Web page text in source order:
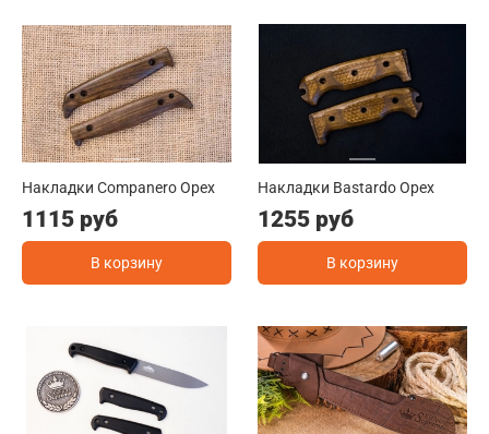
Накладки Companero Орех
1115 руб
В корзину
Накладки Bastardo Орех
1255 руб
В корзину